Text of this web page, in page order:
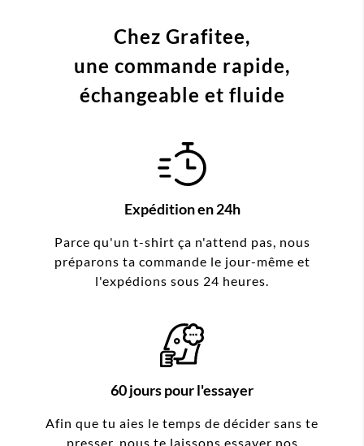
Chez Grafitee,
une commande rapide,
échangeable et fluide
Expédition en 24h
Parce qu'un t-shirt ça n'attend pas, nous
préparons ta commande le jour-même et
l'expédions sous 24 heures.
60 jours pour l'essayer
Afin que tu aies le temps de décider sans te
presser, nous te laissons essayer nos